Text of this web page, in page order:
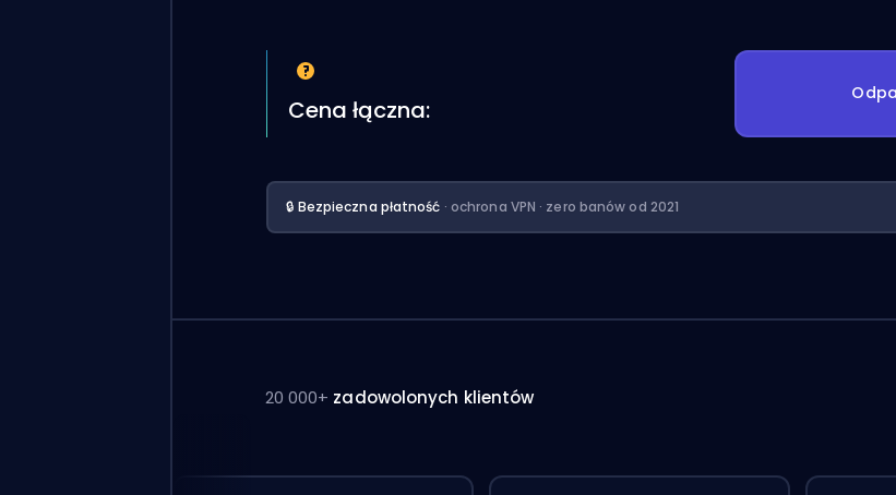
Cena łączna:
🔒 Bezpieczna płatność · ochrona VPN · zero banów od 2021
20 000+ zadowolonych klientów